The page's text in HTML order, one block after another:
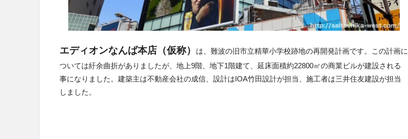
エディオンなんば本店（仮称）
は、難波の旧市立精華小学校跡地の再開発計画です。この計画に
ついては紆余曲折がありましたが、地上9階、地下1階建て、延床面積約22800㎡の商業ビルが建設される
事になりました。建築主は不動産会社の成信、設計はIOA竹田設計が担当、施工者は三井住友建設が担当
しました。